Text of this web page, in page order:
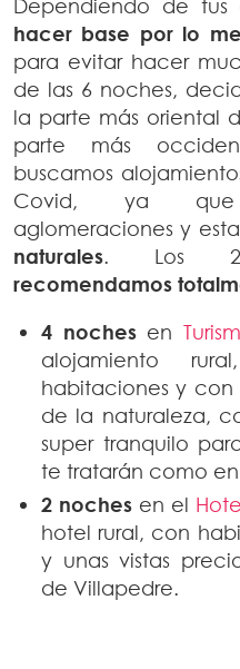
Dependiendo de tus
hacer base por lo
para evitar hacer
de las 6 noches,
la parte más oriental
parte más
buscamos
Covid, ya que
aglomeraciones y
naturales. Los 2
recomendamos
4 nochesen
alojamiento
habitaciones y con
de la naturaleza,
super tranquilo
te tratarán como
2 nochesen el
hotel rural, con
y unas vistas
de Villapedre.